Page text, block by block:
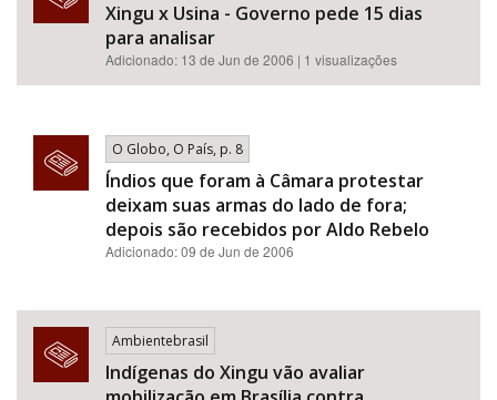
Xingu x Usina - Governo pede 15 dias
para analisar
Adicionado: 13 de Jun de 2006 | 1 visualizações
O Globo, O País, p. 8
Índios que foram à Câmara protestar
deixam suas armas do lado de fora;
depois são recebidos por Aldo Rebelo
Adicionado: 09 de Jun de 2006
Ambientebrasil
Indígenas do Xingu vão avaliar